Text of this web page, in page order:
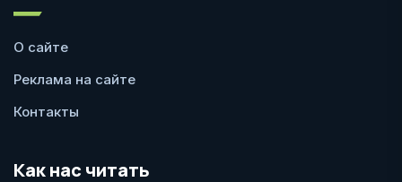
О сайте
Реклама на сайте
Контакты
Как нас читать